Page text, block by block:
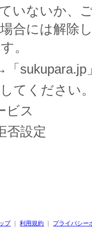
いないか、
合には解除
。
「
てください
ビス
否設定
プ ｜利用規約 プライバシー